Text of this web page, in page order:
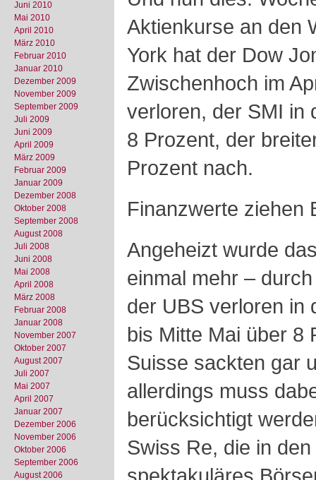
Juni 2010
Mai 2010
April 2010
März 2010
Februar 2010
Januar 2010
Dezember 2009
November 2009
September 2009
Juli 2009
Juni 2009
April 2009
März 2009
Februar 2009
Januar 2009
Dezember 2008
Oktober 2008
September 2008
August 2008
Juli 2008
Juni 2008
Mai 2008
April 2008
März 2008
Februar 2008
Januar 2008
November 2007
Oktober 2007
August 2007
Juli 2007
Mai 2007
April 2007
Januar 2007
Dezember 2006
November 2006
Oktober 2006
September 2006
August 2006
Aktienkurse an den
York hat der Dow
Zwischenhoch im
verloren, der SMI in
8 Prozent, der
Prozent nach.
Finanzwerte ziehen
Angeheizt wurde
einmal mehr –
der UBS verloren in
bis Mitte Mai über 8
Suisse sackten gar
allerdings muss
berücksichtigt
Swiss Re, die in